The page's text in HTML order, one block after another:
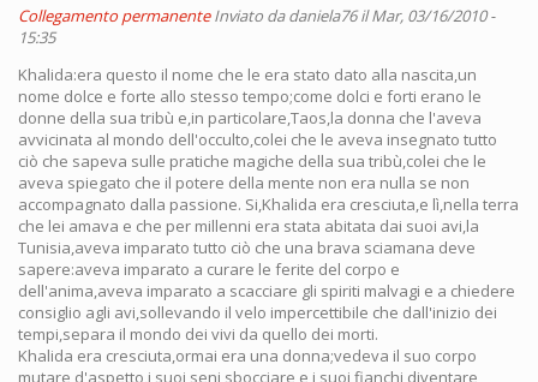
Collegamento permanente Inviato dadaniela76il Mar, 03/16/2010 -
15:35
Khalida:era questo il nome che le era stato dato alla nascita,un
nome dolce e forte allo stesso tempo;come dolci e forti erano le
donne della sua tribù e,in particolare,Taos,la donna che l'aveva
avvicinata al mondo dell'occulto,colei che le aveva insegnato tutto
ciò che sapeva sulle pratiche magiche della sua tribù,colei che le
aveva spiegato che il potere della mente non era nulla se non
accompagnato dalla passione. Si,Khalida era cresciuta,e lì,nella terra
che lei amava e che per millenni era stata abitata dai suoi avi,la
Tunisia,aveva imparato tutto ciò che una brava sciamana deve
sapere:aveva imparato a curare le ferite del corpo e
dell'anima,aveva imparato a scacciare gli spiriti malvagi e a chiedere
consiglio agli avi,sollevando il velo impercettibile che dall'inizio dei
tempi,separa il mondo dei vivi da quello dei morti.
Khalida era cresciuta,ormai era una donna;vedeva il suo corpo
mutare d'aspetto,i suoi seni sbocciare e i suoi fianchi diventare